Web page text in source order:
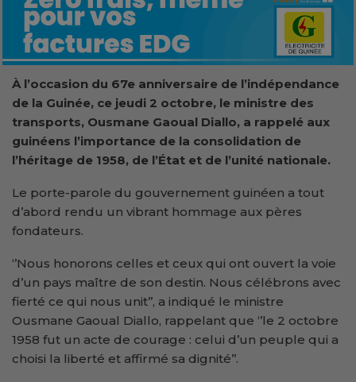
À l’occasion du 67e anniversaire de l’indépendance
de la Guinée, ce jeudi 2 octobre, le ministre des
transports, Ousmane Gaoual Diallo, a rappelé aux
guinéens l’importance de la consolidation de
l’héritage de 1958, de l’État et de l’unité nationale.
Le porte-parole du gouvernement guinéen a tout
d’abord rendu un vibrant hommage aux pères
fondateurs.
‘’Nous honorons celles et ceux qui ont ouvert la voie
d’un pays maître de son destin. Nous célébrons avec
fierté ce qui nous unit’’, a indiqué le ministre
Ousmane Gaoual Diallo, rappelant que ‘’le 2 octobre
1958 fut un acte de courage : celui d’un peuple qui a
choisi la liberté et affirmé sa dignité’’.